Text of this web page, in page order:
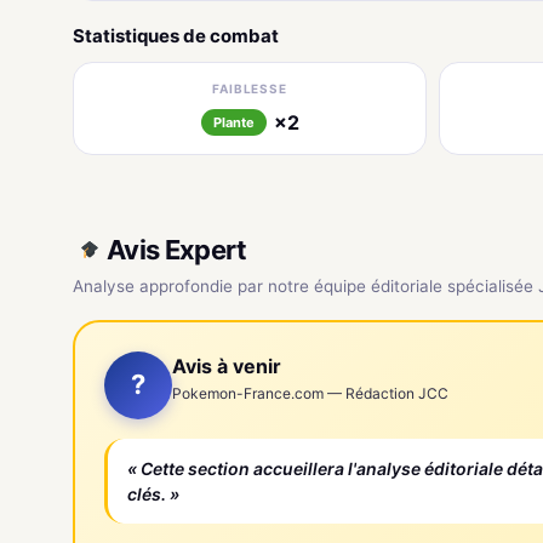
Statistiques de combat
FAIBLESSE
Plante ×2
Avis Expert
Analyse approfondie par notre équipe éditoriale spécialisée
?
Avis à venir
Pokemon-France.com — Rédaction JCC
« Cette section accueillera l'analyse éditoriale
clés. »